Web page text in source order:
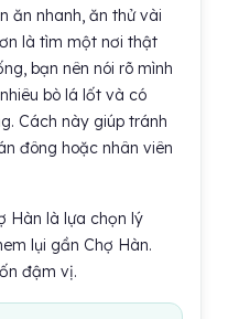
ăn nhanh, ăn thử vài
là tìm một nơi thật
bạn nên nói rõ mình
bò lá lốt và có
Cách này giúp tránh
đông hoặc nhân viên
Hàn là lựa chọn lý
lụi gần Chợ Hàn.
đậm vị.